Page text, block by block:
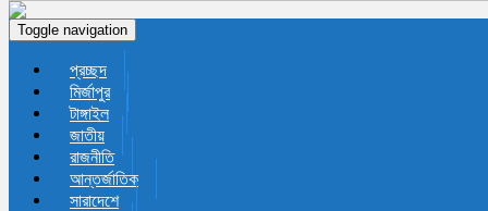
Toggle navigation
প্রচ্ছদ
মির্জাপুর
টাঙ্গাইল
জাতীয়
রাজনীতি
আন্তর্জাতিক
সারাদেশে